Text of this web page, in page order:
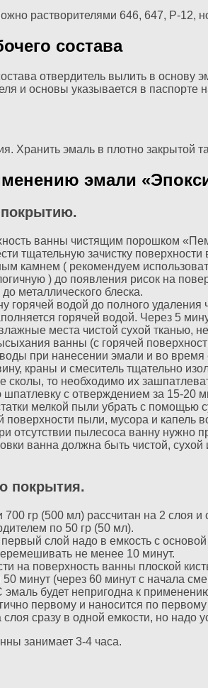
растворителями 646, 647, Р-12,
состава
отвердитель вылить в
и основы указывается в паспорте
Хранить эмаль в плотно закрытой
эмали
покрытию.
ванны чистящим порошком
тщательную зачистку
камнем ( рекомендуем
) до появления рисок на
металлического блеска.
горячей водой до полного
горячей водой. Через 5
места чистой сухой тканью,
ванны (с горячей
при нанесении эмали и во
краны и смеситель тщательно
сколы, то необходимо их
с отверждением за 15-20
мелкой пыли убрать с помощью
поверхности пыли, мусора и капель
отсутствии пылесоса ванну нужно
ванна должна быть чистой,
покрытия.
гр (500 мл) рассчитан на 2 слоя и
по 50 гр (50 мл).
слой надо в емкость с
не менее 10 минут.
на поверхность ванны плоской
50 минут (через 60 минут с начала
эмаль будет непригодна к
первому и наносится по
сразу в одной емкости, но надо
занимает 3-4 часа.